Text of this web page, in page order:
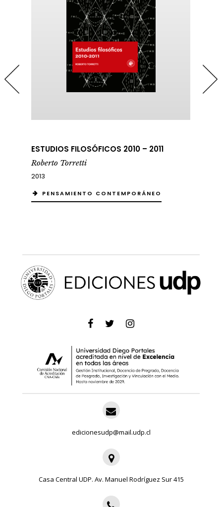
ESTUDIOS FILOSÓFICOS 2010 – 2011
Roberto Torretti
2013
PENSAMIENTO CONTEMPORÁNEO
edicionesudp@mail.udp.cl
Casa Central UDP. Av. Manuel Rodríguez Sur 415